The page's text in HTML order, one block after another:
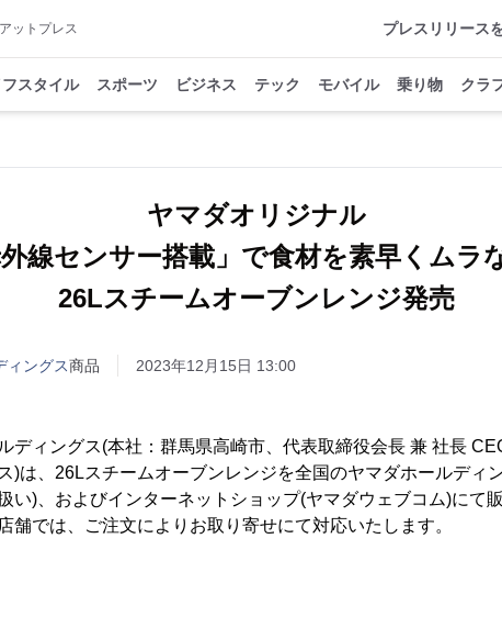
ットプレス プレスリリース
スタイル スポーツ ビジネス テック モバイル 乗り物 クラ
ヤマダオリジナル
外線センサー搭載」で食材を素早くムラ
26Lスチームオーブンレンジ発売
ィングス商品 2023年12月15日 13:00
ディングス(本社：群馬県高崎市、代表取締役会長 兼 社長
)は、26Lスチームオーブンレンジを全国のヤマダホールディ
い)、およびインターネットショップ(ヤマダウェブコム)にて
舗では、ご注文によりお取り寄せにて対応いたします。